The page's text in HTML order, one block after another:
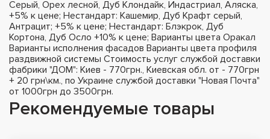
Серый, Орех лесной, Дуб Клондайк, Индастриал, Аляска,
+5% к цене; Нестандарт: Кашемир, Дуб Крафт серый,
Антрацит; +5% к цене; Нестандарт: Блэкрок, Дуб
Кортона, Дуб Осло +10% к цене; Варианты цвета Оракал
Варианты исполнения фасадов Варианты цвета профиля
раздвижной системы Стоимость услуг службой доставки
фабрики "ДОМ": Киев - 770грн., Киевская обл. от - 770грн
+ 20 грн\км., по Украине службой доставки "Новая Почта"
от 1000грн до 3500грн.
Рекомендуемые товары